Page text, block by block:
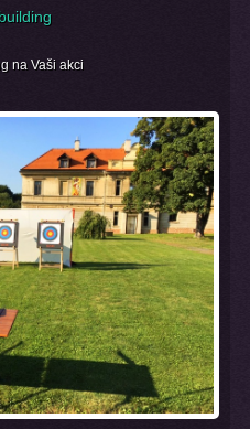
na Vaši akci